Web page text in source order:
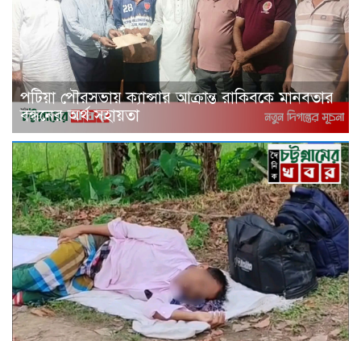
পটিয়া পৌরসভায় ক্যান্সার আক্রান্ত রাকিবকে মানবতার
বন্ধনের অর্থ সহায়তা